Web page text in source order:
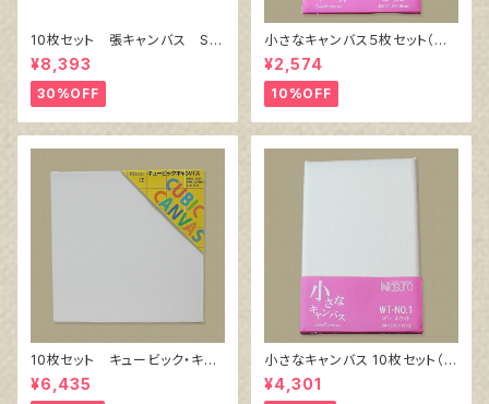
10枚セット 張キャンバス Sn
owWhite SPC（綿・ポリエステ
ル）F6 410㎜×318㎜
¥8,393
30%OFF
小さなキャンバス５枚セット（麻
キャンバス裏面張り）
¥2,574
10%OFF
10枚セット キュービック・キャ
ンバス白（縦150㎜×横150㎜×
厚38㎜）
¥6,435
小さなキャンバス 10枚セット（ホ
ワイト塗りキャンバス張り）
¥4,301